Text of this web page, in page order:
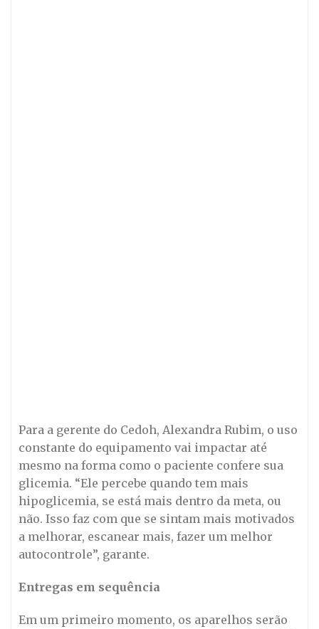
Para a gerente do Cedoh, Alexandra Rubim, o uso
constante do equipamento vai impactar até
mesmo na forma como o paciente confere sua
glicemia. “Ele percebe quando tem mais
hipoglicemia, se está mais dentro da meta, ou
não. Isso faz com que se sintam mais motivados
a melhorar, escanear mais, fazer um melhor
autocontrole”, garante.
Entregas em sequência
Em um primeiro momento, os aparelhos serão